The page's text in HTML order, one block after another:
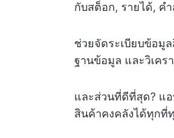
กับสต็อก, รายได้, ค
ช่วยจัดระเบียบข้อมู
ฐานข้อมูล และวิเค
และส่วนที่ดีที่สุด? แ
สินค้าคงคลังได้ทุกที่